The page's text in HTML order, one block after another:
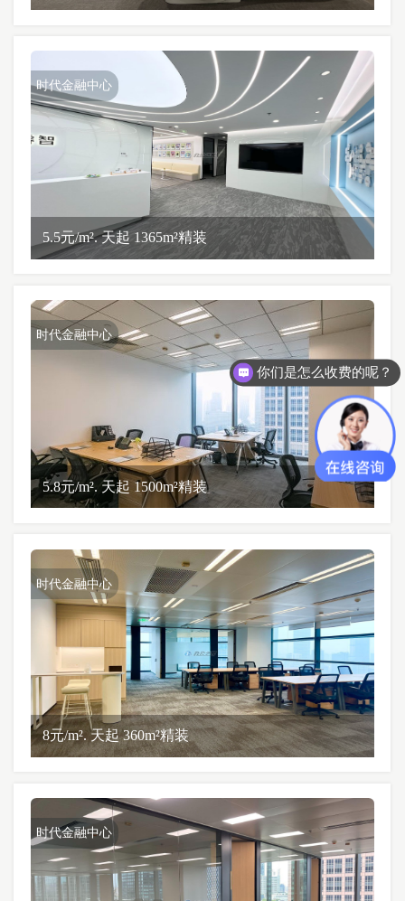
时代金融中心
5.5元/m². 天起 1365m²精装
时代金融中心
5.8元/m². 天起 1500m²精装
时代金融中心
8元/m². 天起 360m²精装
时代金融中心
你们是怎么收费的呢？